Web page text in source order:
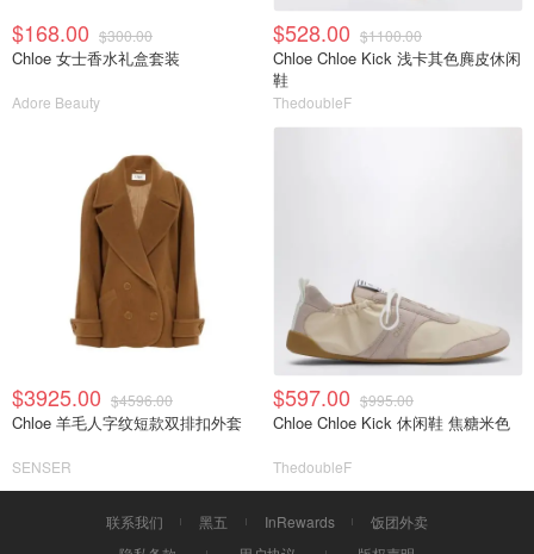
$168.00 $300.00
Chloe 女士香水礼盒套装
Adore Beauty
$528.00 $1100.00
Chloe Chloe Kick 浅卡其色麂皮休闲
鞋
ThedoubleF
$3925.00 $4596.00
Chloe 羊毛人字纹短款双排扣外套
SENSER
$597.00 $995.00
Chloe Chloe Kick 休闲鞋 焦糖米色
ThedoubleF
联系我们 黑五 InRewards
饭团外卖